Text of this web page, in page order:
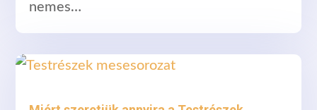
nemes…